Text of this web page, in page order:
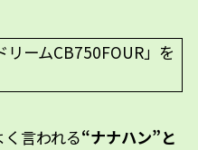
言われる“ナナハン”と